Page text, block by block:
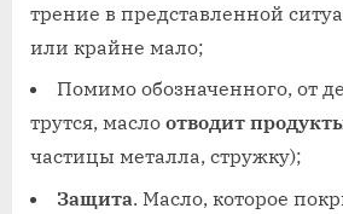
трение в представленной
или крайне мало;
Помимо обозначенного, от
трутся, масло отводит
частицы металла, стружку);
Защита. Масло, которое